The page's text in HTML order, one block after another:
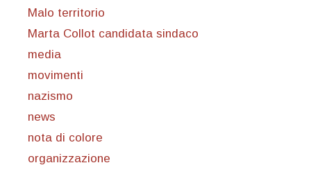
Malo territorio
Marta Collot candidata sindaco
media
movimenti
nazismo
news
nota di colore
organizzazione